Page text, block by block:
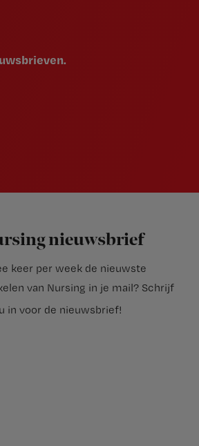
nieuwsbrief
keer per week de nieuwste
van Nursing in je mail? Schrijf
in voor de nieuwsbrief!